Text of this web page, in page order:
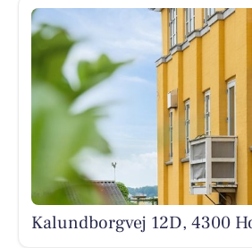
Kalundborgvej 12D, 4300